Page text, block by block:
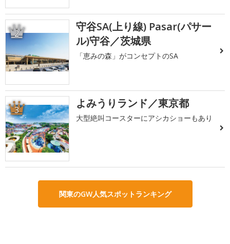
2
守谷SA(上り線) Pasar(パサー
ル)守谷／茨城県
「恵みの森」がコンセプトのSA
3 よみうりランド／東京都
大型絶叫コースターにアシカショーもあり
関東のGW人気スポットランキング